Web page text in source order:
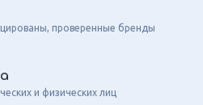
проверенные бренды
и физических лиц